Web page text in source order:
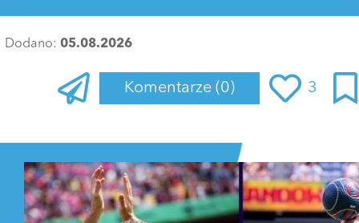
Dodano: 05.08.2026
Komentarze (0) 3